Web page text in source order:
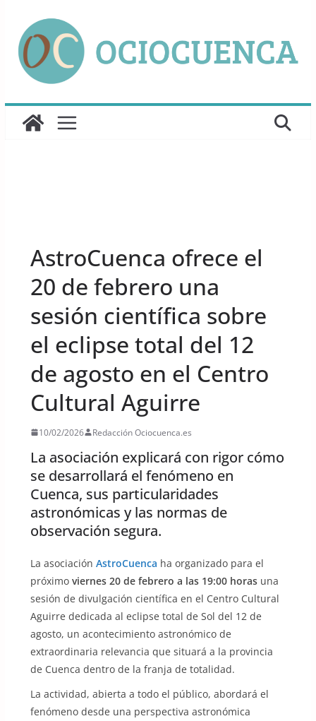
contenido
AstroCuenca ofrece el
20 de febrero una
sesión científica sobre
el eclipse total del 12
de agosto en el Centro
Cultural Aguirre
10/02/2026 Redacción Ociocuenca.es
La asociación explicará con rigor cómo
se desarrollará el fenómeno en
Cuenca, sus particularidades
astronómicas y las normas de
observación segura.
La asociación AstroCuenca ha organizado para el
próximo viernes 20 de febrero a las 19:00 horasuna
sesión de divulgación científica en el Centro Cultural
Aguirre dedicada al eclipse total de Sol del 12 de
agosto, un acontecimiento astronómico de
extraordinaria relevancia que situará a la provincia
de Cuenca dentro de la franja de totalidad.
La actividad, abierta a todo el público, abordará el
fenómeno desde una perspectiva astronómica